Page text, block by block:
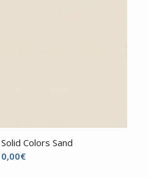
Colors Sand
€